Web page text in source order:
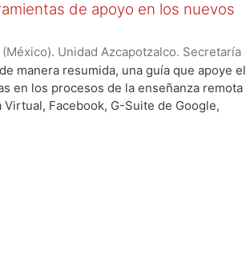
de apoyo en los nuevos
Unidad Azcapotzalco. Secretaría
Beatriz;Orozco García, Paola Yatzel;Puga
Mercedes Isabel;Alvarado Hernández,
manera resumida, una guía que apoye el
en los procesos de la enseñanza remota
Facebook, G-Suite de Google,